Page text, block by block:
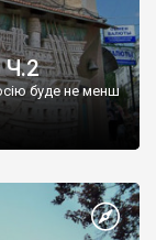
Ч.2
буде не менш